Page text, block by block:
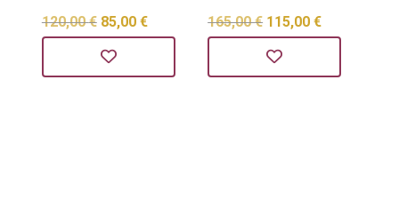
120,00€ Izvorna
cijena
bila
85,00 €
Trenutna
je:
165,00€ Izvorna
cijena
bila
115,00€
je: